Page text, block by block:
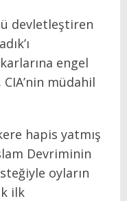
devletleştiren
engel
CIA’nin müdahil
hapis yatmış
Devriminin
oyların
ilk